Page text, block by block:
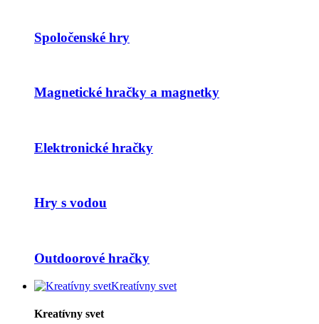
Spoločenské hry
Magnetické hračky a magnetky
Elektronické hračky
Hry s vodou
Outdoorové hračky
Kreatívny svet
Kreatívny svet